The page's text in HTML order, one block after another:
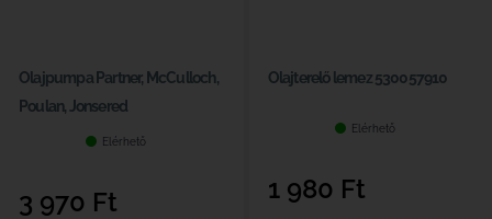
Olajpumpa Partner, McCulloch,
Poulan, Jonsered
Elérhető
3 970 Ft
Olajterelő lemez 530057910
Elérhető
1 980 Ft